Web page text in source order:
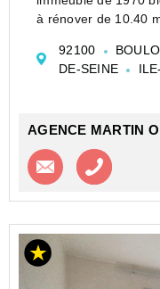
à rénover de 10.40
palier. Possibilité
92100
DE-SEINE
AGENCE MARTIN
Contacter